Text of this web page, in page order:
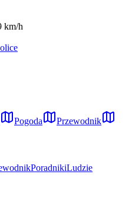
km/h
Pogoda
Przewodnik
PoradnikiLudzie